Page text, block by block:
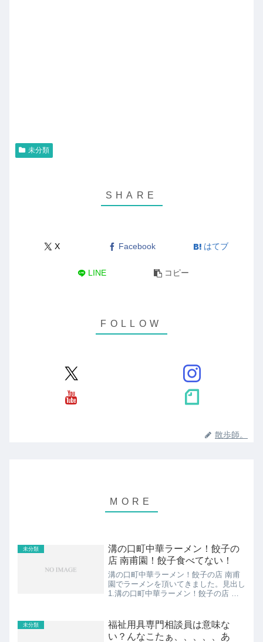
未分類
X Facebook はてブ
LINE コピー
散歩師。
未分類
溝の口町中華ラーメン！餃子の
店 南甫園！餃子食べてない！
溝の口町中華ラーメン！餃子の店 南甫
園でラーメンを頂いてきました。見出し
1.溝の口町中華ラーメン！餃子の店 南
町中華ラーメン！餃子の店 南甫園🍀ラ
ーメンも食べた...
未分類
福祉用具専門相談員は意味な
い？んなこたぁ、、、、、あ